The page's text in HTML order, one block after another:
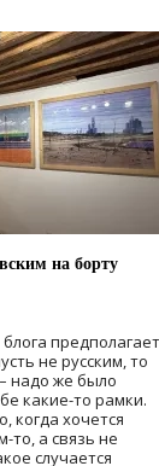
на борту
предполагает
не русским, то
надо же было
какие-то рамки.
когда хочется
то, а связь не
случается